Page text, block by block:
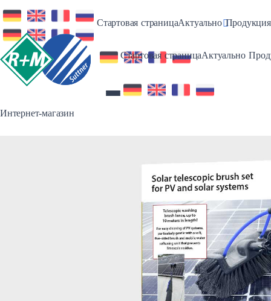
Стартовая страницаАктуальноToggle
Продукция
Интернет-магазин
Стартовая страницаАктуально